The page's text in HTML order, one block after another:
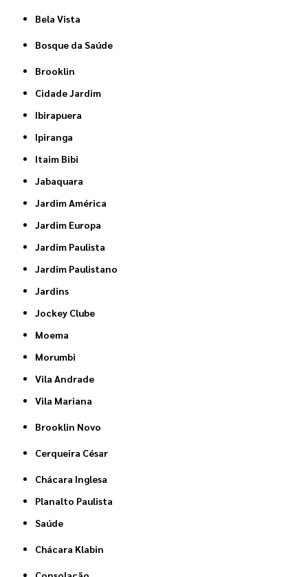
Bela Vista
Bosque da Saúde
Brooklin
Cidade Jardim
Ibirapuera
Ipiranga
Itaim Bibi
Jabaquara
Jardim América
Jardim Europa
Jardim Paulista
Jardim Paulistano
Jardins
Jockey Clube
Moema
Morumbi
Vila Andrade
Vila Mariana
Brooklin Novo
Cerqueira César
Chácara Inglesa
Planalto Paulista
Saúde
Chácara Klabin